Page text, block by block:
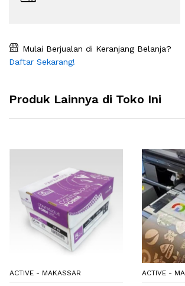
Mulai Berjualan di Keranjang Belanja?
Daftar Sekarang!
Produk Lainnya di Toko Ini
- MAKASSAR ACTIVE - MAKASSAR